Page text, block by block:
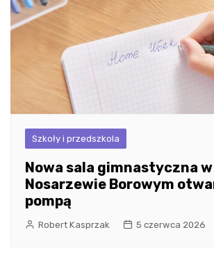
Szkoły i przedszkola
Nowa sala gimnastyczna w
Nosarzewie Borowym
pompą
Robert Kasprzak 5 czerwca 2026